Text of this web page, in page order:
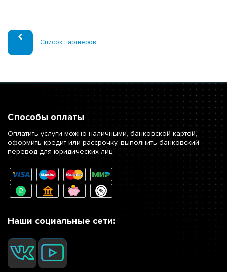
Список партнеров
Способы оплаты
Оплатить услуги можно наличными, банковской картой,
оформить кредит или рассрочку, выполнить банковский
перевод для юридических лиц
Наши социальные сети: